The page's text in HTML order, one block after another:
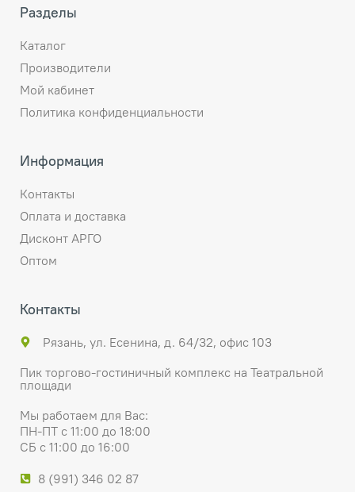
Разделы
Каталог
Производители
Мой кабинет
Политика конфиденциальности
Информация
Контакты
Оплата и доставка
Дисконт АРГО
Оптом
Контакты
Рязань, ул. Есенина, д. 64/32, офис 103
Пик торгово-гостиничный комплекс на Театральной
площади
Мы работаем для Вас:
ПН-ПТ с 11:00 до 18:00
СБ с 11:00 до 16:00
8 (991) 346 02 87